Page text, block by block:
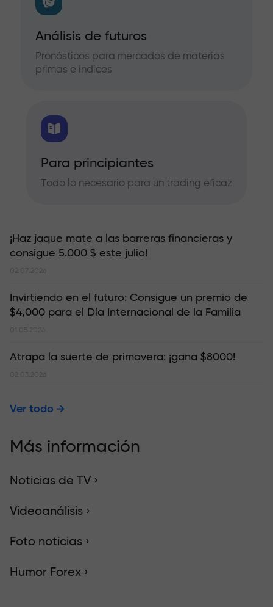
Análisis de futuros
Pronósticos para mercados de materias
primas e índices
Para principiantes
Todo lo necesario para un trading eficaz
¡Haz jaque mate a las barreras financieras y
consigue 5.000 $ este julio!
02.07.2026
Invirtiendo en el futuro: Consigue un premio de
$4,000 para el Día Internacional de la Familia
01.05.2026
Atrapa la suerte de primavera: ¡gana $8000!
02.03.2026
Ver todo
Más información
Noticias de TV ›
Videoanálisis ›
Foto noticias ›
Humor Forex ›